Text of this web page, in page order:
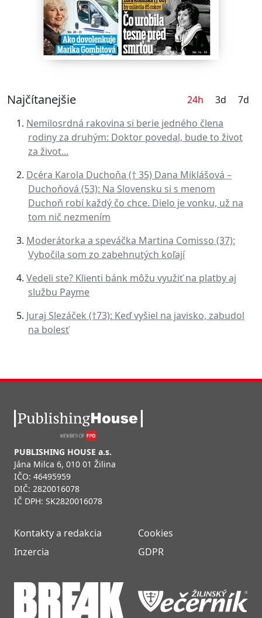
Najčítanejšie 24h 3d
7d
Nemilosrdná rakovina si berie jedného člena
rodiny za druhým: Doktor povedal, bude to život
za život...
Dcéra Karola Duchoňa († 35) Dana Miklášová –
Duchoňová (53): Na Slovensku si s menom
Duchoň robí každý čo chce. Dielo je vonku, už na
tom nič nezmením
Moderátorka a speváčka Martina Comisso (37):
Vybočila som zo zabehnutých koľají
Vedeli ste? Klienti bánk môžu využiť na platby aj
službu Payme
Juraj Slezáček (†73): Keď vyšiel na javisko, zabudol
na bolesť
PUBLISHING HOUSE a.s.
Jána Milca 6, 010 01 Žilina
IČO: 46495959
DIČ: 2820016078
IČ DPH: SK2820016078
Kontakty a redakcia
Inzercia
Cookies
GDPR